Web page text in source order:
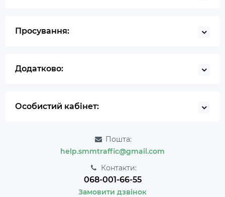
Просування:
Додатково:
Особистий кабінет:
Пошта:
help.smmtraffic@gmail.com
Контакти:
068-001-66-55
Замовити дзвінок